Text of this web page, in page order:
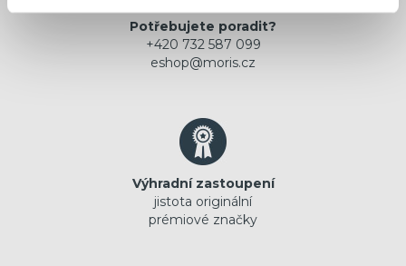
Potřebujete poradit?
+420 732 587 099
eshop@moris.cz
Výhradní zastoupení
jistota originální
prémiové značky